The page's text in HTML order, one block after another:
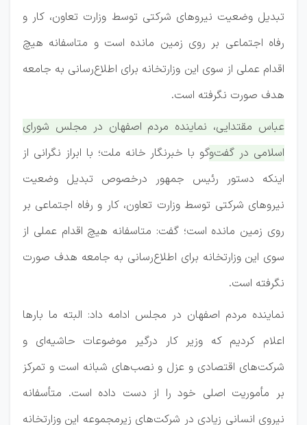
تبدیل وضعیت نیروهای شرکتی توسط وزارت تعاون، کار و
رفاه اجتماعی بر روی زمین مانده است و متاسفانه هیچ
اقدام عملی از سوی این وزارتخانه برای اطلاع‌رسانی به جامعه
هدف صورت نگرفته است.
عباس مقتدایی، نماینده مردم اصفهان در مجلس شورای
اسلامی در گفت‌وگو با خبرنگار خانه ملت؛ با ابراز نگرانی از
اینکه دستور رئیس جمهور درخصوص تبدیل وضعیت
نیروهای شرکتی توسط وزارت تعاون، کار و رفاه اجتماعی بر
روی زمین مانده است؛ گفت: متاسفانه هیچ اقدام عملی از
سوی این وزارتخانه برای اطلاع‌رسانی به جامعه هدف صورت
نگرفته است. ‌
نماینده مردم اصفهان در مجلس ادامه داد: البته ما بارها
اعلام کردیم که وزیر کار درگیر موضوعات حاشیه‌ای و
شرکت‌های اقتصادی و عزل و نصب‌های شبانه است و تمرکز
بر مأموریت اصلی خود را از دست داده است. متأسفانه
نیروی انسانی زیادی در شرکت‌های زیرمجموعه این وزارتخانه